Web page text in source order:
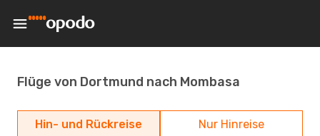
Flüge von Dortmund nach Mombasa
Hin- und Rückreise Nur Hinreise